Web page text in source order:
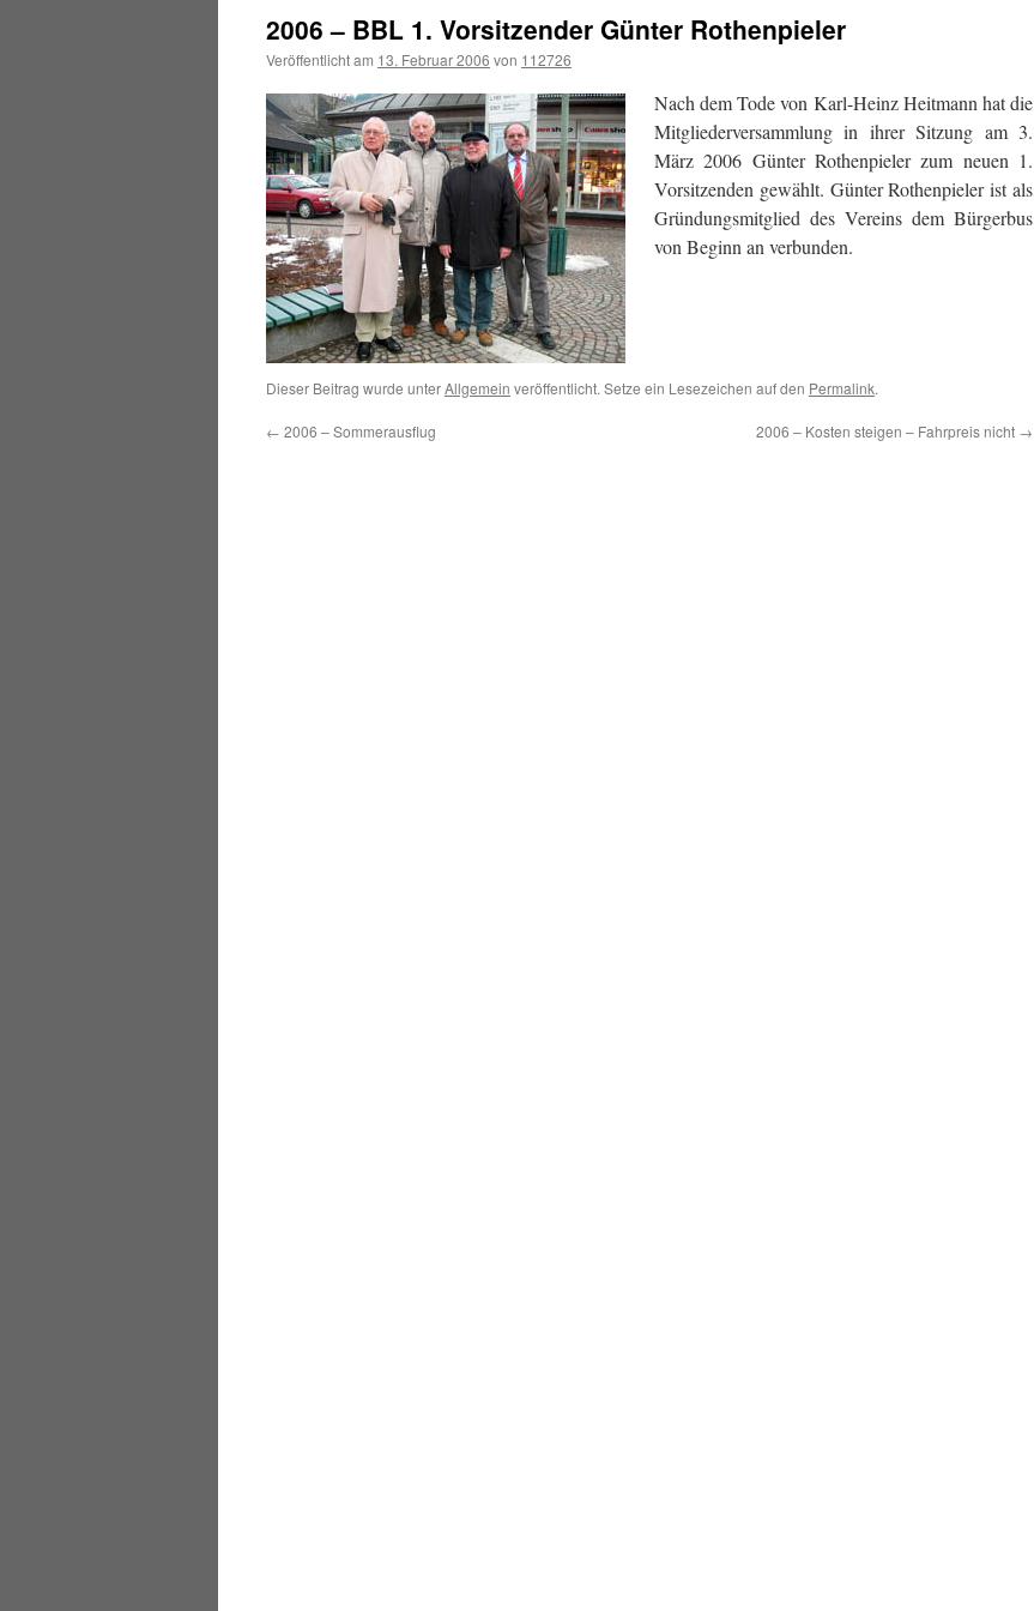
2006 – BBL 1. Vorsitzender Günter Rothenpieler
Veröffentlicht am 13. Februar 2006 von 112726
Nach dem Tode von Karl-Heinz Heitmann hat die
Mitgliederversammlung in ihrer Sitzung am 3.
März 2006 Günter Rothenpieler zum neuen 1.
Vorsitzenden gewählt. Günter Rothenpieler ist als
Gründungsmitglied des Vereins dem Bürgerbus
von Beginn an verbunden.
Dieser Beitrag wurde unterAllgemein veröffentlicht. Setze ein Lesezeichen auf den Permalink.
← 2006 – Sommerausflug 2006 – Kosten steigen – Fahrpreis nicht →